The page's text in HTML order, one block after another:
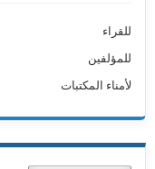
للقراء
للمؤلفين
لأمناء المكتبات